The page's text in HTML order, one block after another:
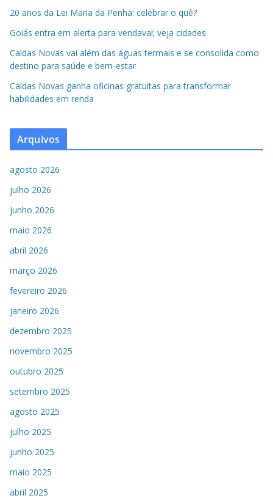
20 anos da Lei Maria da Penha: celebrar o quê?
Goiás entra em alerta para vendaval; veja cidades
Caldas Novas vai além das águas termais e se consolida como
destino para saúde e bem-estar
Caldas Novas ganha oficinas gratuitas para transformar
habilidades em renda
Arquivos
agosto 2026
julho 2026
junho 2026
maio 2026
abril 2026
março 2026
fevereiro 2026
janeiro 2026
dezembro 2025
novembro 2025
outubro 2025
setembro 2025
agosto 2025
julho 2025
junho 2025
maio 2025
abril 2025